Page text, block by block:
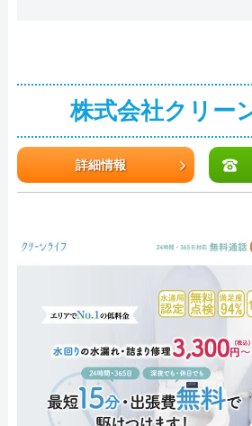
株式会社クリー
詳細情報